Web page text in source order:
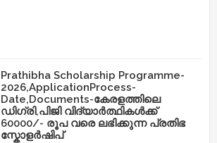
Prathibha Scholarship Programme-
2026,ApplicationProcess-
Date,Documents-കേരളത്തിലെ
ഡിഗ്രി,പിജി വിദ്യാർത്ഥികൾക്ക്
60000/- രൂപ വരെ ലഭിക്കുന്ന പ്രതിഭ
സ്കോളർഷിപ്